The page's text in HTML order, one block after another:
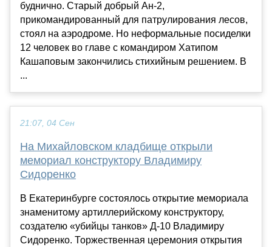
буднично. Старый добрый Ан-2,
прикомандированный для патрулирования лесов,
стоял на аэродроме. Но неформальные посиделки
12 человек во главе с командиром Хатипом
Кашаповым закончились стихийным решением. В
...
21:07, 04 Сен
На Михайловском кладбище открыли
мемориал конструктору Владимиру
Сидоренко
В Екатеринбурге состоялось открытие мемориала
знаменитому артиллерийскому конструктору,
создателю «убийцы танков» Д-10 Владимиру
Сидоренко. Торжественная церемония открытия